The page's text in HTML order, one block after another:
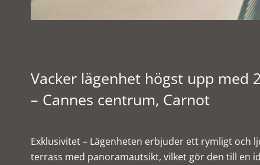
Vacker lägenhet högst upp med
– Cannes centrum, Carnot
Exklusivitet – Lägenheten erbjuder ett rymligt och
terrass med panoramautsikt, vilket gör den till en